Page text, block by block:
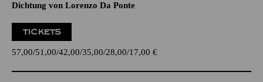
Dichtung von Lorenzo Da Ponte
TICKETS
57,00 51,00 42,00 35,00 28,00 17,00 €